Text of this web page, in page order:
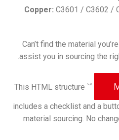
Copper: C3601 / C3602 /
Can’t find the material
assist you in sourcing the
“` This HTML structure
includes a checklist and a
material sourcing. No